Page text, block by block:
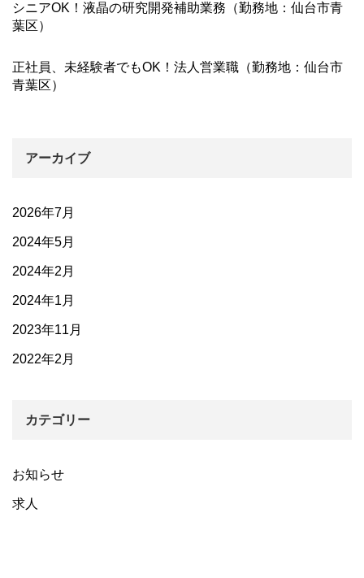
シニアOK！液晶の研究開発補助業務（勤務地：仙台市青
葉区）
正社員、未経験者でもOK！法人営業職（勤務地：仙台市
青葉区）
アーカイブ
2026年7月
2024年5月
2024年2月
2024年1月
2023年11月
2022年2月
カテゴリー
お知らせ
求人